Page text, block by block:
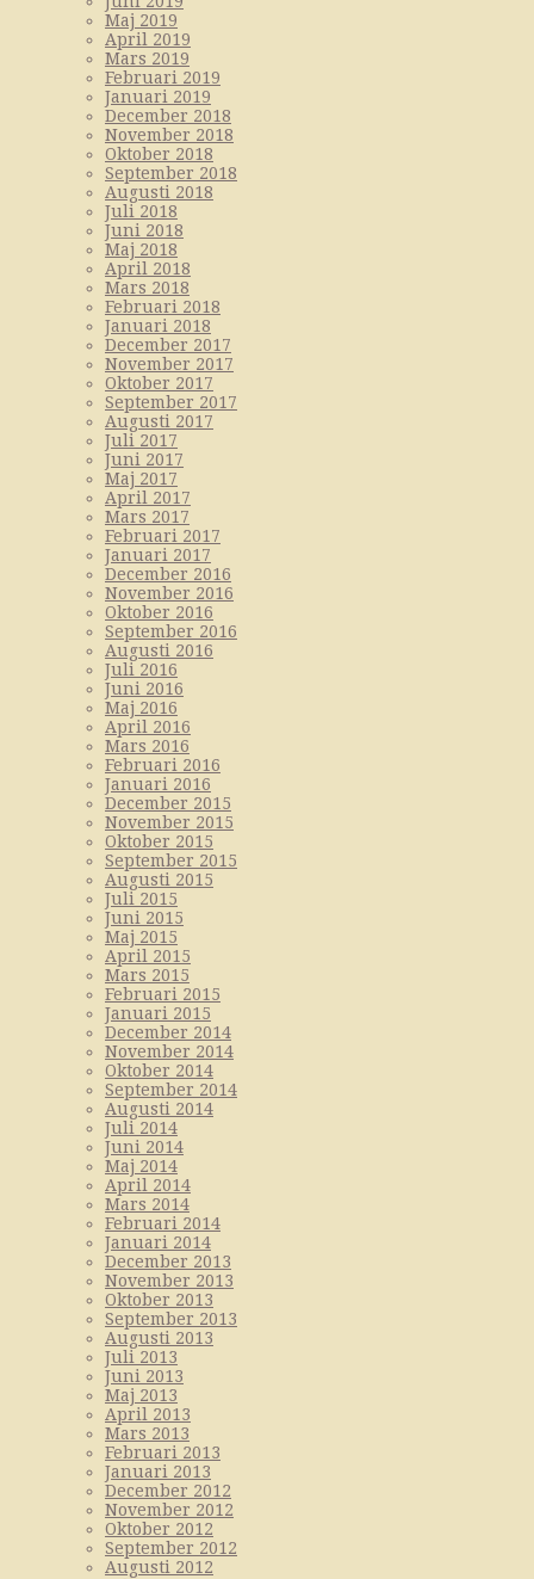
Maj 2019
April 2019
Mars 2019
Februari 2019
Januari 2019
December 2018
November 2018
Oktober 2018
September 2018
Augusti 2018
Juli 2018
Juni 2018
Maj 2018
April 2018
Mars 2018
Februari 2018
Januari 2018
December 2017
November 2017
Oktober 2017
September 2017
Augusti 2017
Juli 2017
Juni 2017
Maj 2017
April 2017
Mars 2017
Februari 2017
Januari 2017
December 2016
November 2016
Oktober 2016
September 2016
Augusti 2016
Juli 2016
Juni 2016
Maj 2016
April 2016
Mars 2016
Februari 2016
Januari 2016
December 2015
November 2015
Oktober 2015
September 2015
Augusti 2015
Juli 2015
Juni 2015
Maj 2015
April 2015
Mars 2015
Februari 2015
Januari 2015
December 2014
November 2014
Oktober 2014
September 2014
Augusti 2014
Juli 2014
Juni 2014
Maj 2014
April 2014
Mars 2014
Februari 2014
Januari 2014
December 2013
November 2013
Oktober 2013
September 2013
Augusti 2013
Juli 2013
Juni 2013
Maj 2013
April 2013
Mars 2013
Februari 2013
Januari 2013
December 2012
November 2012
Oktober 2012
September 2012
Augusti 2012